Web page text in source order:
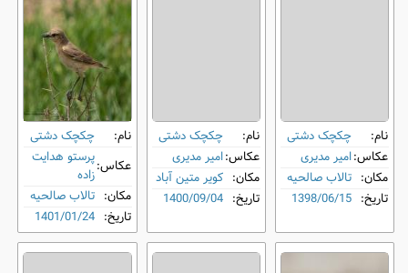
نام:
چکچک دشتی
عکاس:امیر مدیری
مکان: تالاب صالحیه
تاریخ: 1398/06/15
نام:
چکچک دشتی
عکاس:امیر مدیری
مکان: کویر متین آباد
تاریخ: 1400/09/04
نام:
چکچک دشتی
عکاس:پرستو هدایت
زاده
مکان: تالاب صالحیه
تاریخ: 1401/01/24